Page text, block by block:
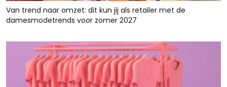
Van trend naar omzet: dit kun jij als retailer met de
damesmodetrends voor zomer 2027